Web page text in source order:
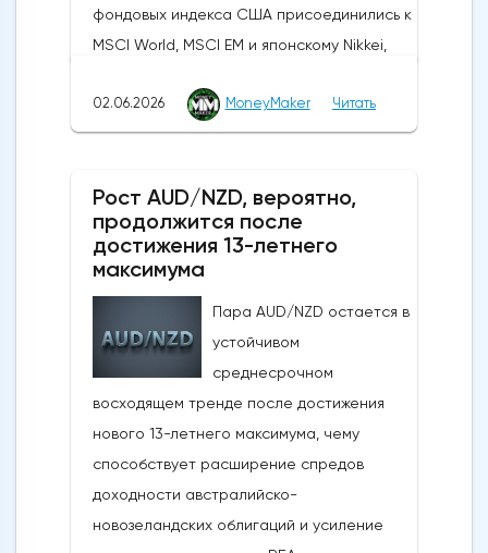
фондовых индекса США присоединились к
MSCI World, MSCI EM и японскому Nikkei,
Широкое продвижение вперед
последовало за заявлениями президента
то, что, несмотря на новые военные
обмены в выходные, Вашингтон и Тегеран
по-прежнему ведут активные
дискуссии.Производственная активность в
США достигла 4-летнего максимума:
Несмотря на структурные проблемы,
связанные с нефтяным кризисом в
регионе и рекордно низким уровнем
потребительского доверия,
опубликованные в понедельник данные
показали, что производственная
02.06.2026 MoneyMaker Читать
Рост AUD/NZD, вероятно,
продолжится после
достижения 13-летнего
максимума
Пара AUD/NZD остается в
устойчивом
среднесрочном
восходящем тренде после достижения
нового 13-летнего максимума, чему
способствует расширение спредов
доходности австралийско-
новозеландских облигаций и усиление